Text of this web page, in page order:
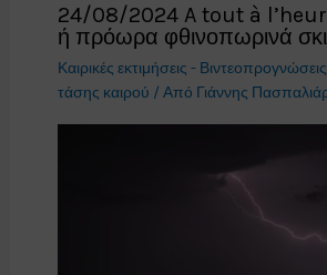
24/08/2024 A tout à
ή πρόωρα φθινοπωρινά
Καιρικές εκτιμήσεις - Βιντεοπρογνώσεις
τάσης καιρού / Από Γιάννης